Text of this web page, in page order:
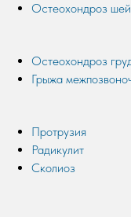
Остеохондроз
Остеохондроз
Грыжа
Протрузия
Радикулит
Сколиоз